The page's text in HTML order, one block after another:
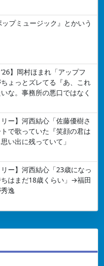
プミュージック』とかいう
】岡村ほまれ「アップフ
ょっとズレてる『あ、これ
な。事務所の悪口ではなく
リー】河西結心「佐藤優樹さ
で歌っていた『笑顔の君は
い出に残っていて」
リー】河西結心「23歳になっ
はまだ18歳くらい」→福田
逸